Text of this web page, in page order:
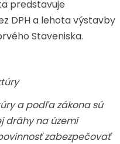
predstavuje
DPH a lehota výstavby
Staveniska.
a podľa zákona sú
dráhy na území
zabezpečovať